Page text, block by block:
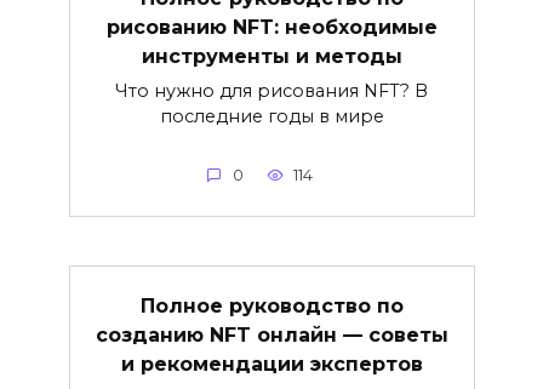
рисованию NFT: необходимые
инструменты и методы
Что нужно для рисования NFT? В
последние годы в мире
0 114
Полное руководство по
созданию NFT онлайн — советы
и рекомендации экспертов